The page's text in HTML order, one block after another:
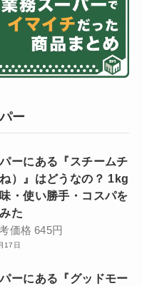
ー
ーにある『スチームチ
）』はどうなの？ 1kg
・使い勝手・コスパを
た
価格 645円
17日
ーにある『グッドモー